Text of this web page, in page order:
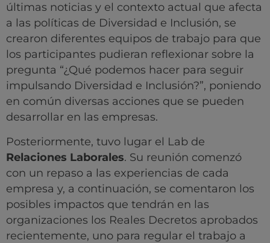
últimas noticias y el contexto actual que afecta
a las políticas de Diversidad e Inclusión, se
crearon diferentes equipos de trabajo para que
los participantes pudieran reflexionar sobre la
pregunta “¿Qué podemos hacer para seguir
impulsando Diversidad e Inclusión?”, poniendo
en común diversas acciones que se pueden
desarrollar en las empresas.
Posteriormente, tuvo lugar el Lab de
Relaciones Laborales. Su reunión comenzó
con un repaso a las experiencias de cada
empresa y, a continuación, se comentaron los
posibles impactos que tendrán en las
organizaciones los Reales Decretos aprobados
recientemente, uno para regular el trabajo a